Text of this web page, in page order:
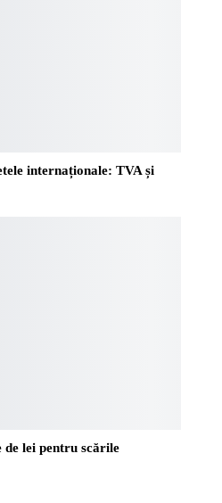
internaționale: TVA și
lei pentru scările